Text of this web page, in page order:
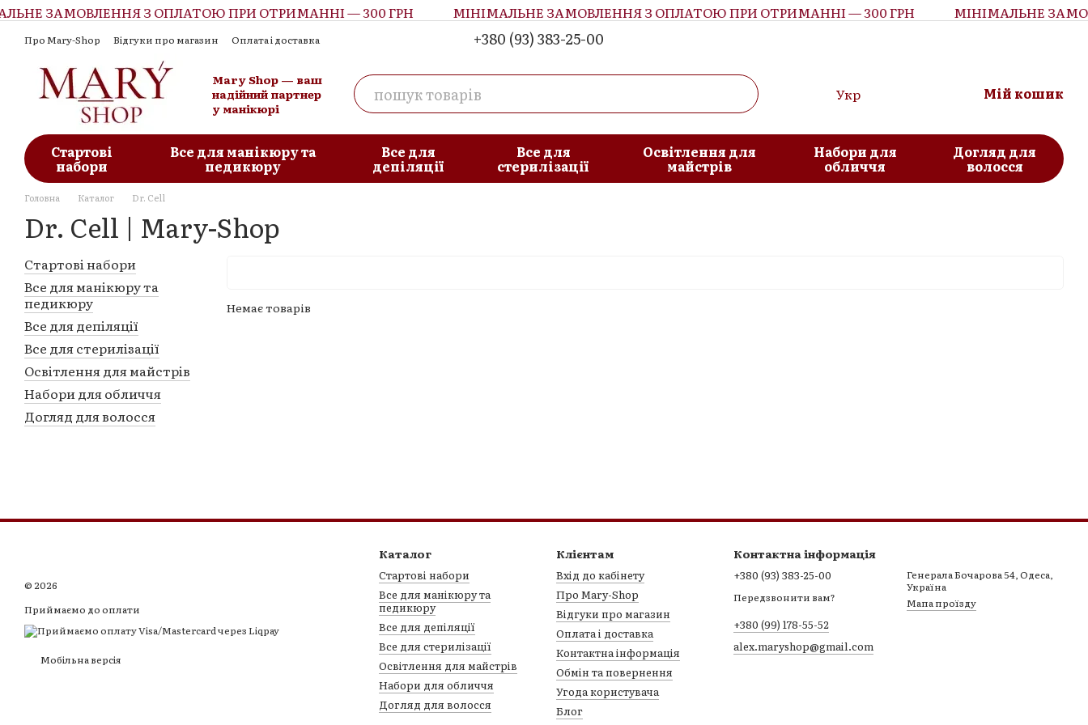
Перейти до основного контенту
ЗАМОВЛЕННЯ З ОПЛАТОЮ ПРИ ОТРИМАННІ — 300 ГРН МІНІМАЛЬНЕ ЗАМОВЛЕННЯ З ОПЛАТОЮ ПРИ ОТРИМАННІ — 300 ГРН МІНІМАЛЬНЕ
Про Mary-Shop Відгуки про магазин
Оплата і доставка
+380 (93) 383-25-00
Mary Shop — ваш
надійний партнер
у манікюрі
Укр Мій кошик
Стартові
набори
Все для манікюру та
педикюру
Все для
депіляції
Все для
стерилізації
Освітлення для
майстрів
Набори для
обличчя
Догляд для
волосся
Головна Каталог Dr. Cell
Dr. Cell | Mary-Shop
Немає товарів
Стартові набори
Все для манікюру та
педикюру
Все для депіляції
Все для стерилізації
Освітлення для майстрів
Набори для обличчя
Догляд для волосся
© 2026
Приймаємо до оплати
Мобільна версія
Каталог
Стартові набори
Все для манікюру та
педикюру
Все для депіляції
Все для стерилізації
Освітлення для майстрів
Набори для обличчя
Догляд для волосся
Клієнтам
Вхід до кабінету
Про Mary-Shop
Відгуки про магазин
Оплата і доставка
Контактна інформація
Обмін та повернення
Угода користувача
Блог
Контактна інформація
+380 (93) 383-25-00
Передзвонити вам?
+380 (99) 178-55-52
alex.maryshop@gmail.com
Генерала Бочарова 54, Одеса,
Україна
Мапа проїзду